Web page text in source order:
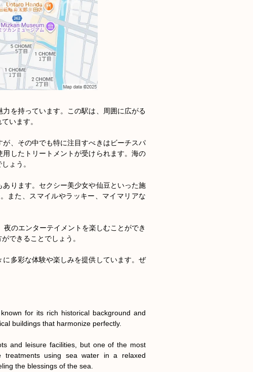
を持っています。この駅は、周囲に広がる
います。
、その中でも特に注目すべきはビーチスパ
したトリートメントが受けられます。海の
ょう。
ります。セクシー美少女や仙豆といった施
また、スマイルやラッキー、マイマリアな
のエンターテイメントを楽しむことができ
できることでしょう。
多彩な体験や楽しみを提供しています。ぜ
for its rich historical background and
buildings that harmonize perfectly.
and leisure facilities, but one of the most
using sea water in a relaxed
the blessings of the sea.